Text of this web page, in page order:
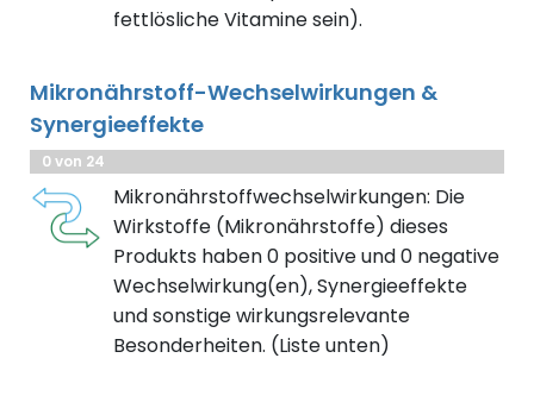
fettlösliche Vitamine sein).
Mikronährstoff-Wechselwirkungen &
Synergieeffekte
0 von 24
Mikronährstoffwechselwirkungen: Die
Wirkstoffe (Mikronährstoffe) dieses
Produkts haben 0 positive und 0 negative
Wechselwirkung(en), Synergieeffekte
und sonstige wirkungsrelevante
Besonderheiten. (Liste unten)